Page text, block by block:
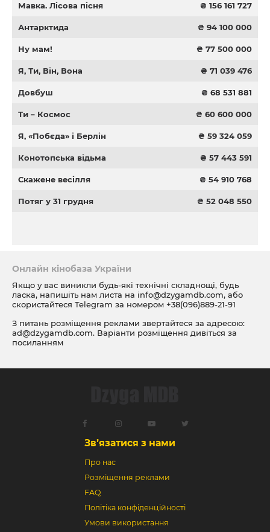
Мавка. Лісова пісня ₴ 156 161 727
Антарктида ₴ 94 100 000
Ну мам! ₴ 77 500 000
Я, Ти, Він, Вона ₴ 71 039 476
Довбуш ₴ 68 531 881
Ти – Космос ₴ 60 600 000
Я, «Побєда» і Берлін ₴ 59 324 059
Конотопська відьма ₴ 57 443 591
Скажене весілля ₴ 54 910 768
Потяг у 31 грудня ₴ 52 048 550
Онлайн кінобаза України
Якщо у вас виникли будь-які технічні складнощі, будь
ласка, напишіть нам листа на info@dzygamdb.com, або
скористайтеся Telegram за номером +38(096)889-21-91
З питань розміщення реклами звертайтеся за адресою:
ad@dzygamdb.com. Варіанти розміщення дивіться за
посиланням
Зв’язатися з нами
Про нас
Розміщення реклами
FAQ
Політіка конфіденційності
Умови використання